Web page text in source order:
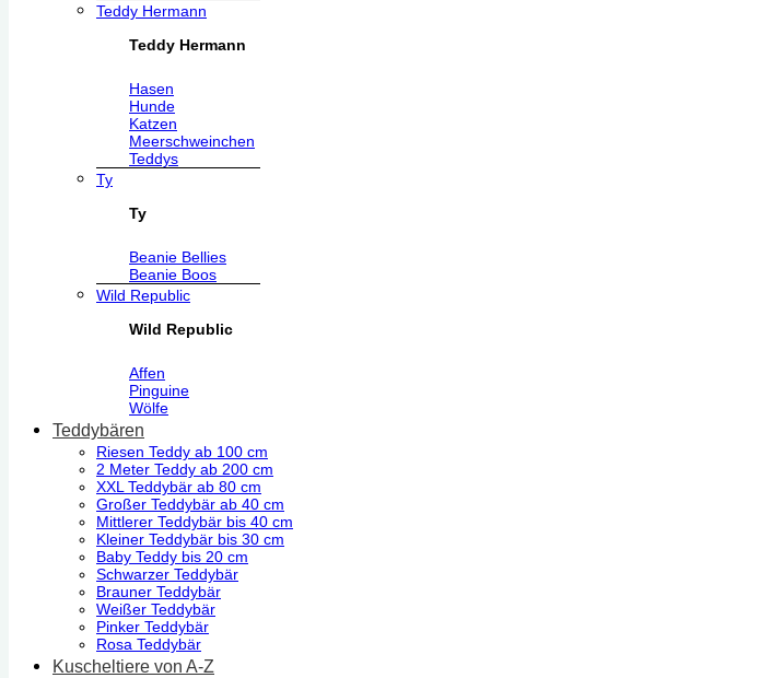
Teddy Hermann
Teddy Hermann
Hasen
Hunde
Katzen
Meerschweinchen
Teddys
Ty
Ty
Beanie Bellies
Beanie Boos
Wild Republic
Wild Republic
Affen
Pinguine
Wölfe
Teddybären
Riesen Teddy ab 100 cm
2 Meter Teddy ab 200 cm
XXL Teddybär ab 80 cm
Großer Teddybär ab 40 cm
Mittlerer Teddybär bis 40 cm
Kleiner Teddybär bis 30 cm
Baby Teddy bis 20 cm
Schwarzer Teddybär
Brauner Teddybär
Weißer Teddybär
Pinker Teddybär
Rosa Teddybär
Kuscheltiere von A-Z